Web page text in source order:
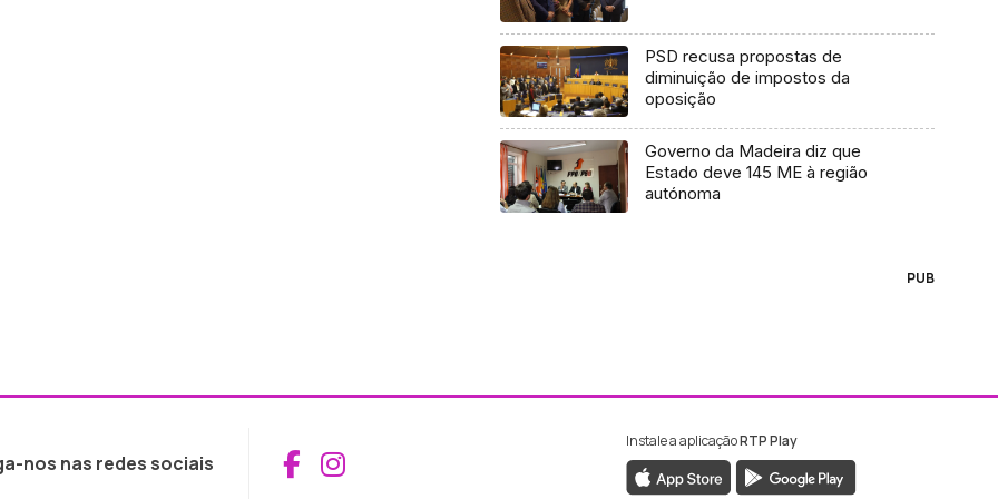
PSD recusa propostas de
diminuição de impostos da
oposição
Governo da Madeira diz que
Estado deve 145 ME à região
autónoma
PUB
nos nas redes sociais Aceder ao Facebook da RTP Madeira
Aceder ao Instagram da RTP Madeira
Instale a aplicaçãoRTP Play